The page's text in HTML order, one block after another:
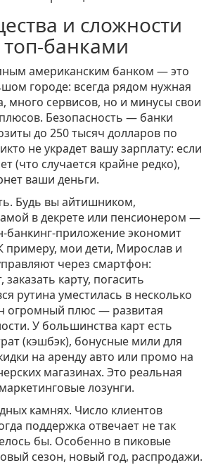
и сложности
банками
американским банком — это
городе: всегда рядом нужная
много сервисов, но и минусы свои
Безопасность — банки
до 250 тысяч долларов по
не украдет вашу зарплату: если
(что случается крайне редко),
ваши деньги.
Будь вы айтишником,
в декрете или пенсионером —
банкинг-приложение экономит
примеру, мои дети, Мирослав и
через смартфон:
карту, погасить
рутина уместилась в несколько
огромный плюс — развитая
У большинства карт есть
(кэшбэк), бонусные мили для
на аренду авто или промо на
магазинах. Это реальная
лозунги.
камнях. Число клиентов
поддержка отвечает не так
бы. Особенно в пиковые
сезон, новый год, распродажи.